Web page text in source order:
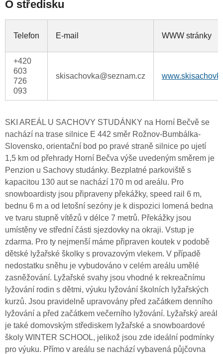
O středisku
Telefon E-mail WWW stránky
+420
603
726
093
skisachovka@seznam.cz
SKI AREÁL U SACHOVY STUDÁNKY na Horní Bečvě se
nachází na trase silnice E 442 směr Rožnov-Bumbálka-
Slovensko, orientační bod po pravé straně silnice po ujetí
1,5 km od přehrady Horní Bečva výše uvedeným směrem je
Penzion u Sachovy studánky. Bezplatné parkoviště s
kapacitou 130 aut se nachází 170 m od areálu. Pro
snowboardisty jsou připraveny překážky, speed rail 6 m,
bednu 6 m a od letošní sezóny je k dispozici lomená bedna
ve tvaru stupně vítězů v délce 7 metrů. Překážky jsou
umístěny ve střední části sjezdovky na okraji. Vstup je
zdarma. Pro ty nejmenší máme připraven koutek v podobě
dětské lyžařské školky s provazovým vlekem. V případě
nedostatku sněhu je vybudováno v celém areálu umělé
zasněžování. Lyžařské svahy jsou vhodné k rekreačnímu
lyžování rodin s dětmi, výuku lyžování školních lyžařských
kurzů. Jsou pravidelně upravovány před začátkem denního
lyžování a před začátkem večerního lyžování. Lyžařský areál
je také domovským střediskem lyžařské a snowboardové
školy WINTER SCHOOL, jelikož jsou zde ideální podmínky
pro výuku. Přímo v areálu se nachází vybavená půjčovna